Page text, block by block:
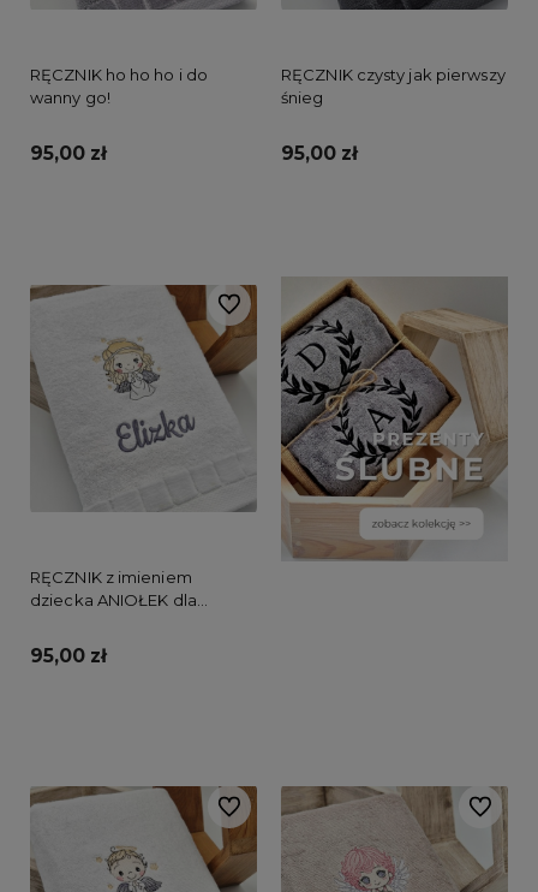
RĘCZNIK ho ho ho i do
wanny go!
95,00 zł
RĘCZNIK czysty jak pierwszy
śnieg
95,00 zł
RĘCZNIK z imieniem
dziecka ANIOŁEK dla
95,00 zł
Do ulubionych
Do ulubionych Do